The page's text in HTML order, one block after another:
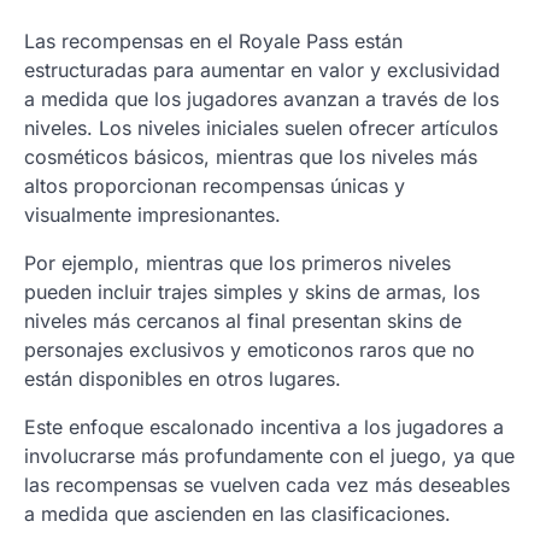
Las recompensas en el Royale Pass están
estructuradas para aumentar en valor y exclusividad
a medida que los jugadores avanzan a través de los
niveles. Los niveles iniciales suelen ofrecer artículos
cosméticos básicos, mientras que los niveles más
altos proporcionan recompensas únicas y
visualmente impresionantes.
Por ejemplo, mientras que los primeros niveles
pueden incluir trajes simples y skins de armas, los
niveles más cercanos al final presentan skins de
personajes exclusivos y emoticonos raros que no
están disponibles en otros lugares.
Este enfoque escalonado incentiva a los jugadores a
involucrarse más profundamente con el juego, ya que
las recompensas se vuelven cada vez más deseables
a medida que ascienden en las clasificaciones.